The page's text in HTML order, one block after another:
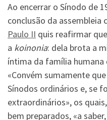
Ao encerrar o Sínodo de
conclusão da assembleia
Paulo II quis reafirmar
a koinonia: dela brota a
íntima da família humana
«Convém sumamente
Sínodos ordinários e, se
extraordinários», os
bem preparados, «a